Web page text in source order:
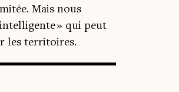
Mais nous
» qui peut
les territoires.